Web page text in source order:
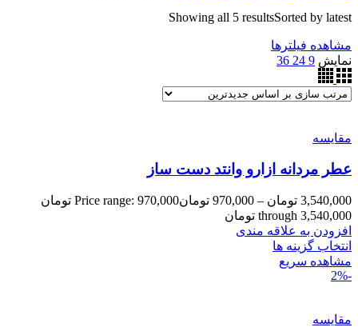
Showing all 5 resultsSorted by latest
مشاهده فیلترها
نمایش 9
24
36
مقایسه
عطر مردانه ازارو وانتد دست ساز
3,540,000 تومان –
970,000 تومان
Price range: 970,000 تومان
through 3,540,000 تومان
افزودن به علاقه مندی
انتخاب گزینه ها
مشاهده سریع
-2%
مقایسه